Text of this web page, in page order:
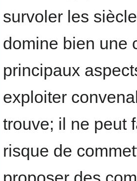
survoler les
domine bien une
principaux
exploiter
trouve; il ne peut
risque de